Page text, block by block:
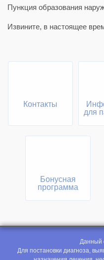
Пункция образования
Извините, в настоящее
Контакты
для
Бонусная
программа
Данный
Для постановки диагноза,